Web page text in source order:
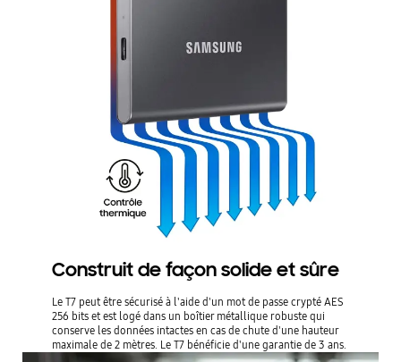
Construit de façon solide et sûre
Le T7 peut être sécurisé à l'aide d'un mot de passe crypté AES
256 bits et est logé dans un boîtier métallique robuste qui
conserve les données intactes en cas de chute d'une hauteur
maximale de 2 mètres. Le T7 bénéficie d'une garantie de 3 ans.